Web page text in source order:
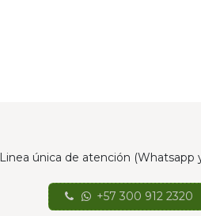
Linea única de atención (Whatsapp
+57 300 912 2320